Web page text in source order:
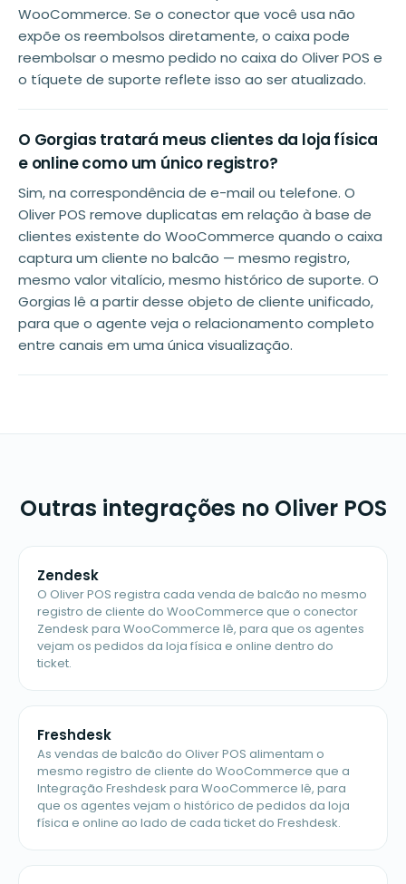
WooCommerce. Se o conector que você usa não
expõe os reembolsos diretamente, o caixa pode
reembolsar o mesmo pedido no caixa do Oliver POS e
o tíquete de suporte reflete isso ao ser atualizado.
O Gorgias tratará meus clientes da loja física
e online como um único registro?
Sim, na correspondência de e-mail ou telefone. O
Oliver POS remove duplicatas em relação à base de
clientes existente do WooCommerce quando o caixa
captura um cliente no balcão — mesmo registro,
mesmo valor vitalício, mesmo histórico de suporte. O
Gorgias lê a partir desse objeto de cliente unificado,
para que o agente veja o relacionamento completo
entre canais em uma única visualização.
Outras integrações no Oliver POS
Zendesk
O Oliver POS registra cada venda de balcão no mesmo
registro de cliente do WooCommerce que o conector
Zendesk para WooCommerce lê, para que os agentes
vejam os pedidos da loja física e online dentro do
ticket.
Freshdesk
As vendas de balcão do Oliver POS alimentam o
mesmo registro de cliente do WooCommerce que a
Integração Freshdesk para WooCommerce lê, para
que os agentes vejam o histórico de pedidos da loja
física e online ao lado de cada ticket do Freshdesk.